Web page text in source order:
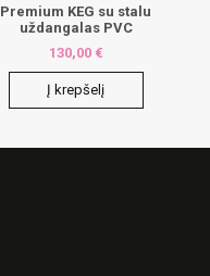
Premium KEG su stalu
uždangalas PVC
130,00 €
Į krepšelį